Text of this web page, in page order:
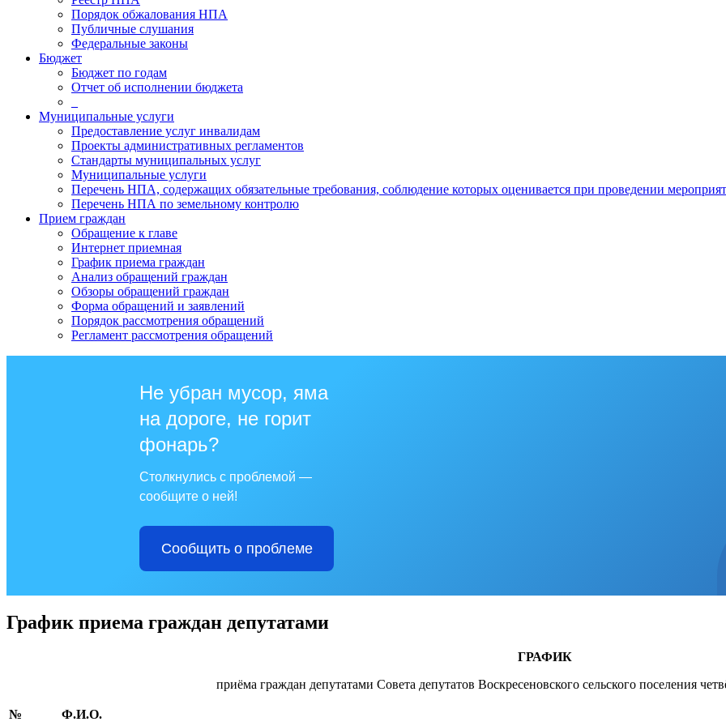
Порядок обжалования НПА
Публичные слушания
Федеральные законы
Бюджет
Бюджет по годам
Отчет об исполнении бюджета
Муниципальные услуги
Предоставление услуг инвалидам
Проекты административных регламентов
Стандарты муниципальных услуг
Муниципальные услуги
Перечень НПА, содержащих обязательные требования, соблюдение которых оценивается при проведении
Перечень НПА по земельному контролю
Прием граждан
Обращение к главе
Интернет приемная
График приема граждан
Анализ обращений граждан
Обзоры обращений граждан
Форма обращений и заявлений
Порядок рассмотрения обращений
Регламент рассмотрения обращений
Не убран мусор, яма
на дороге, не горит
фонарь?
Столкнулись с проблемой —
сообщите о ней!
Сообщить о проблеме
График приема граждан депутатами
ГРАФИК
приёма граждан депутатами Совета депутатов Воскресеновского сельского поселения
№ Ф.И.О.